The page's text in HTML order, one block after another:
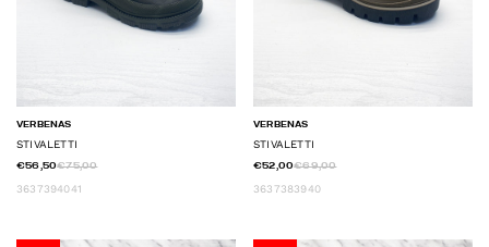
VERBENAS
STIVALETTI
€56,50€75,00
3637394041
VERBENAS
STIVALETTI
€52,00€69,00
3637383940